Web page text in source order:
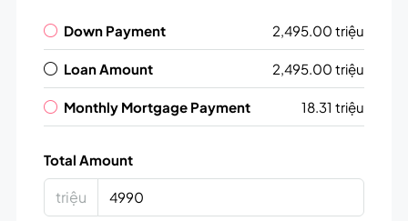
Down Payment 2,495.00 triệu
Loan Amount 2,495.00 triệu
Monthly Mortgage Payment 18.31 triệu
Total Amount
triệu